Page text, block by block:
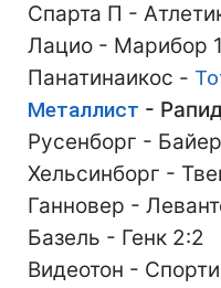
Спарта П -
Лацио - Марибор
Панатинаикос -
Металлист -
Русенборг -
Хельсинборг -
Ганновер -
Базель - Генк 2:2
Видеотон -